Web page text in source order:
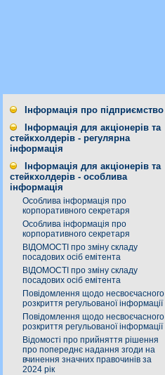
Інформація про підприємство
Інформація для акціонерів та
стейкхолдерів - регулярна
інформація
Інформація для акціонерів та
стейкхолдерів - особлива
інформація
Особлива інформація про
корпоративного секретаря
Особлива інформація про
корпоративного секретаря
ВІДОМОСТІ про зміну складу
посадових осіб емітента
ВІДОМОСТІ про зміну складу
посадових осіб емітента
Повідомлення щодо несвоєчасного
розкриття регульованої інформації
Повідомлення щодо несвоєчасного
розкриття регульованої інформації
Відомості про прийняття рішення
про попереднє надання згоди на
вчинення значних правочинів за
2024 рік